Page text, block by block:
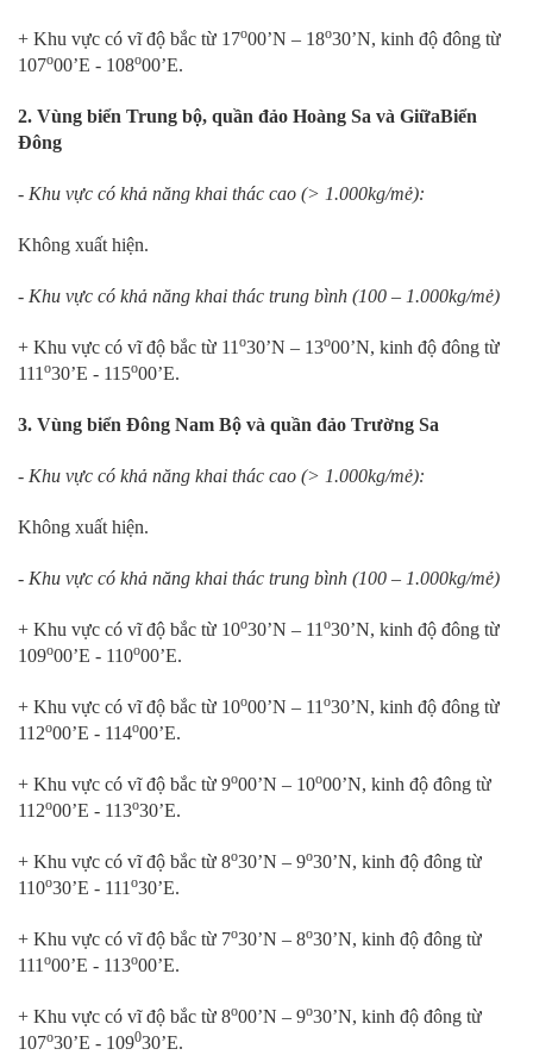
+ Khu vực có vĩ độ bắc từ 17o00’N – 18o30’N, kinh độ đông từ
107o00’E - 108o00’E.
2. Vùng biển Trung bộ, quần đảo Hoàng Sa và GiữaBiển
Đông
- Khu vực có khả năng khai thác cao (> 1.000kg/mẻ):
Không xuất hiện.
- Khu vực có khả năng khai thác trung bình (100 – 1.000kg/mẻ)
+ Khu vực có vĩ độ bắc từ 11 o30’N – 13o00’N, kinh độ đông từ
111 o30’E - 115o00’E.
3. Vùng biển Đông Nam Bộ và quần đảo Trường Sa
- Khu vực có khả năng khai thác cao (> 1.000kg/mẻ):
Không xuất hiện.
- Khu vực có khả năng khai thác trung bình (100 – 1.000kg/mẻ)
+ Khu vực có vĩ độ bắc từ 10o30’N – 11 o30’N, kinh độ đông từ
109o00’E - 110o00’E.
+ Khu vực có vĩ độ bắc từ 10o00’N – 11 o30’N, kinh độ đông từ
112o00’E - 114o00’E.
+ Khu vực có vĩ độ bắc từ 9o00’N – 10o00’N, kinh độ đông từ
112o00’E - 113o30’E.
+ Khu vực có vĩ độ bắc từ 8o30’N – 9o30’N, kinh độ đông từ
110o30’E - 111 o30’E.
+ Khu vực có vĩ độ bắc từ 7o30’N – 8o30’N, kinh độ đông từ
111 o00’E - 113o00’E.
+ Khu vực có vĩ độ bắc từ 8o00’N – 9o30’N, kinh độ đông từ
107o30’E - 109030’E.